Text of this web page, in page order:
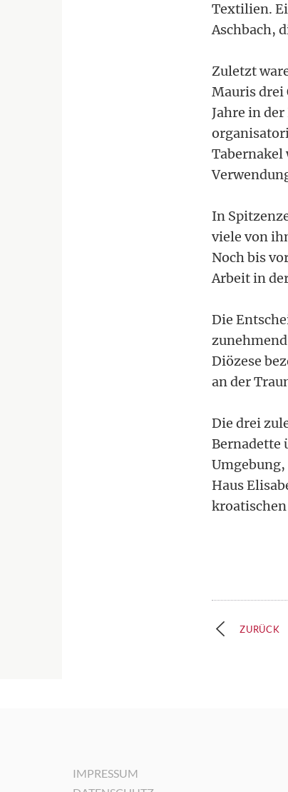
Textilien.
Aschbach,
Zuletzt
Mauris drei
Jahre in
Tabernakel
In
viele von
Noch bis
Arbeit in
Die
Diözese
an der
Die drei
Bernadette
Umgebung,
Haus
ZURÜCK
IMPRESSUM